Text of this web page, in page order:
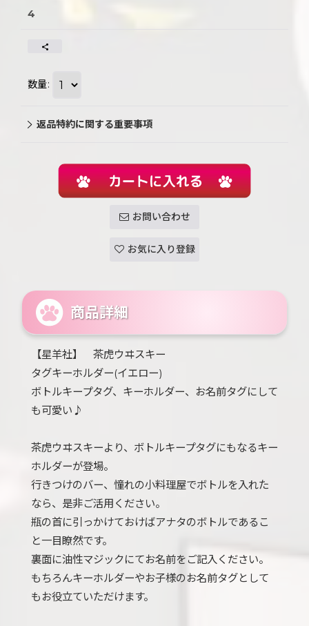
4
数量:
返品特約に関する重要事項
お問い合わせ
お気に入り登録
商品詳細
【星羊社】 茶虎ウヰスキー
タグキーホルダー(イエロー)
ボトルキープタグ、キーホルダー、お名前タグにして
も可愛い♪
茶虎ウヰスキーより、ボトルキープタグにもなるキー
ホルダーが登場。
行きつけのバー、憧れの小料理屋でボトルを入れた
なら、是非ご活用ください。
瓶の首に引っかけておけばアナタのボトルであるこ
と一目瞭然です。
裏面に油性マジックにてお名前をご記入ください。
もちろんキーホルダーやお子様のお名前タグとして
もお役立ていただけます。